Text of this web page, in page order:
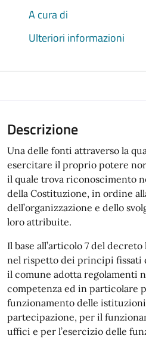
A cura di
Ulteriori informazioni
Descrizione
Una delle fonti attraverso la
esercitare il proprio potere
il quale trova riconoscimento
della Costituzione, in ordine
dell’organizzazione e dello
loro attribuite.
Il base all’articolo 7 del
nel rispetto dei principi fissati
il comune adotta regolamenti
competenza ed in particolare
funzionamento delle
partecipazione, per il
uffici e per l’esercizio delle